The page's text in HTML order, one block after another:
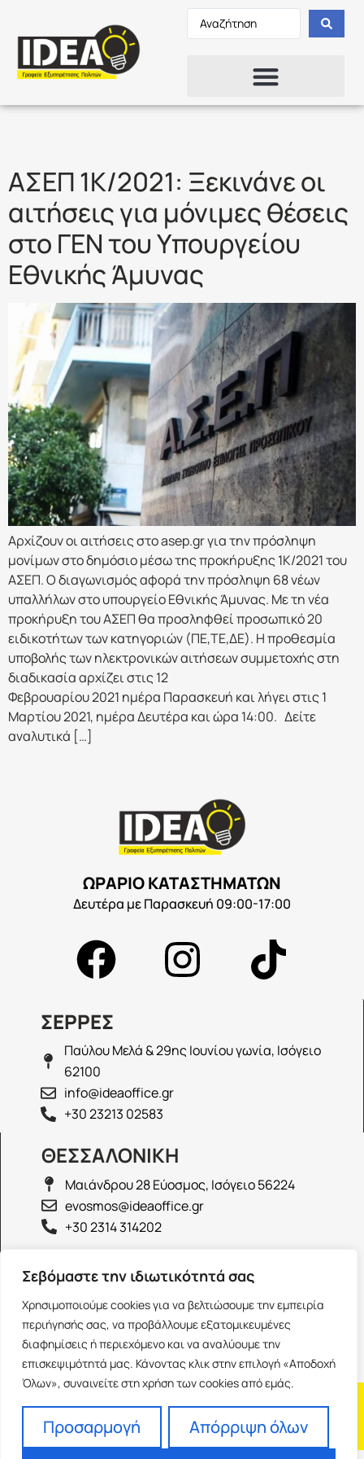
Σεβόμαστε την ιδιωτικότητά σας
Χρησιμοποιούμε cookies για να βελτιώσουμε την εμπειρία
περιήγησής σας, να προβάλλουμε εξατομικευμένες
διαφημίσεις ή περιεχόμενο και να αναλύουμε την
επισκεψιμότητά μας. Κάνοντας κλικ στην επιλογή «Αποδοχή
Όλων», συναινείτε στη χρήση των cookies από εμάς.
Προσαρμογή
Απόρριψη όλων
ΑΣΕΠ 1Κ/2021: Ξεκινάνε οι
αιτήσεις για μόνιμες θέσεις
στο ΓΕΝ του Υπουργείου
Εθνικής Άμυνας
Αρχίζουν οι αιτήσεις στο asep.gr για την πρόσληψη
μονίμων στο δημόσιο μέσω της προκήρυξης 1Κ/2021 του
ΑΣΕΠ. Ο διαγωνισμός αφορά την πρόσληψη 68 νέων
υπαλλήλων στο υπουργείο Εθνικής Άμυνας. Με τη νέα
προκήρυξη του ΑΣΕΠ θα προσληφθεί προσωπικό 20
ειδικοτήτων των κατηγοριών (ΠΕ,ΤΕ,ΔΕ). Η προθεσμία
υποβολής των ηλεκτρονικών αιτήσεων συμμετοχής στη
διαδικασία αρχίζει στις 12
Φεβρουαρίου 2021 ημέρα Παρασκευή και λήγει στις 1
Μαρτίου 2021, ημέρα Δευτέρα και ώρα 14:00. Δείτε
αναλυτικά […]
ΩΡΑΡΙΟ ΚΑΤΑΣΤΗΜΑΤΩΝ
Δευτέρα με Παρασκευή 09:00-17:00
ΣΕΡΡΕΣ
Παύλου Μελά & 29ης Ιουνίου γωνία, Ισόγειο
62100
info@ideaoffice.gr
+30 23213 02583
ΘΕΣΣΑΛΟΝΙΚΗ
Μαιάνδρου 28 Εύοσμος, Ισόγειο 56224
evosmos@ideaoffice.gr
+30 2314 314202
ΙΩΑΝΝΙΝΑ
Γεώργιου Καραϊσκάκη 38, Ισόγειο 45444
ioannina@ideaoffice.gr
+30 26516 08616
Franchise
Όροι Χρήσης